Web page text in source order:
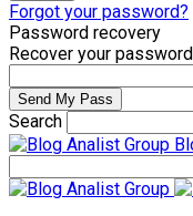
Forgot your password?
Password recovery
Recover your password
Search